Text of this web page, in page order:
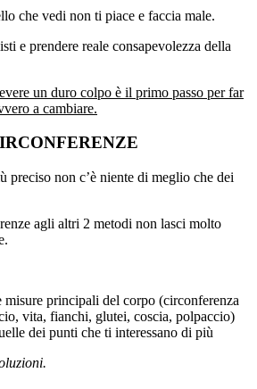
che vedi non ti piace e faccia male.
e prendere reale consapevolezza della
un duro colpo è il primo passo per far
a cambiare.
preciso non c’è niente di meglio che dei
agli altri 2 metodi non lasci molto
principali del corpo (circonferenza
vita, fianchi, glutei, coscia, polpaccio)
dei punti che ti interessano di più